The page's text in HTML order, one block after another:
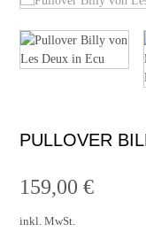
PULLOVER
159,00 €
inkl. MwSt.